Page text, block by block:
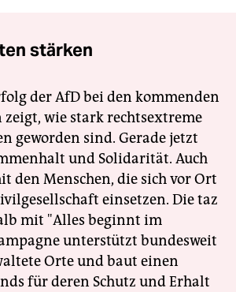
stärken
der AfD bei den kommenden
wie stark rechtsextreme
geworden sind. Gerade jetzt
und Solidarität. Auch
den Menschen, die sich vor Ort
einsetzen. Die taz
mit "Alles beginnt im
unterstützt bundesweit
Orte und baut einen
für deren Schutz und Erhalt